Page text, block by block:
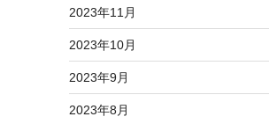
2023年11月
2023年10月
2023年9月
2023年8月